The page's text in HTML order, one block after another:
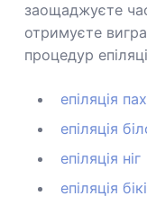
заощаджуєте
отримуєте
процедур
епіляція
епіляція
епіляція ніг
епіляція